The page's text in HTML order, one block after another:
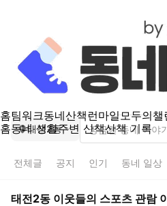
홈팀워크동네산책런마일모두의챌
홈동네 생활주변 산책산책 기록
태전2동
전체글 공지 인기 동네 일상
태전2동 이웃들의 스포츠 관람